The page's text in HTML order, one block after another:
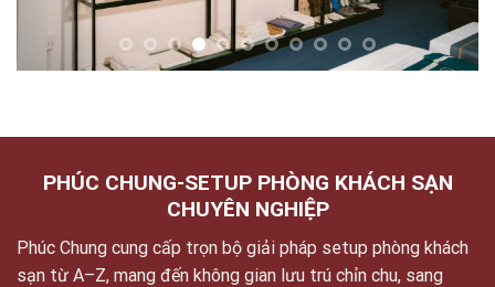
PHÚC CHUNG-SETUP PHÒNG KHÁCH SẠN
CHUYÊN NGHIỆP
Phúc Chung cung cấp trọn bộ giải pháp setup phòng khách
sạn từ A–Z, mang đến không gian lưu trú chỉn chu, sang